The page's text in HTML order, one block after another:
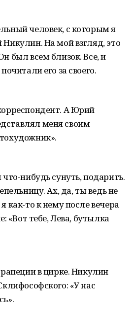
человек, с которым я
На мой взгляд, это
был всем близок. Все, и
его за своего.
А Юрий
меня своим
что-нибудь сунуть, подарить.
Ах, да, ты ведь не
как-то к нему после вечера
«Вот тебе, Лева, бутылка
в цирке. Никулин
«У нас